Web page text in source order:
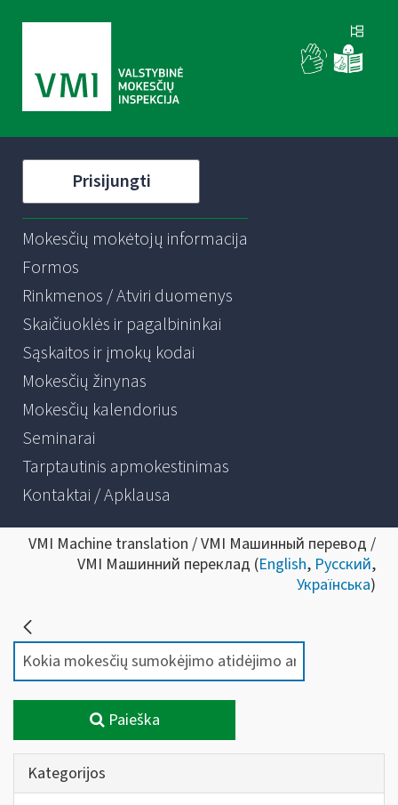
Prisijungti
Mokesčių mokėtojų informacija
Formos
Rinkmenos / Atviri duomenys
Skaičiuoklės ir pagalbininkai
Sąskaitos ir įmokų kodai
Mokesčių žinynas
Mokesčių kalendorius
Seminarai
Tarptautinis apmokestinimas
Kontaktai / Apklausa
VMI Machine translation / VMI Машинный перевод /
VMI Машинний переклад (English, Русский,
Українська)
Paieška
Kategorijos